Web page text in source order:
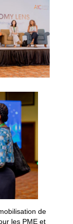
de
les PME et